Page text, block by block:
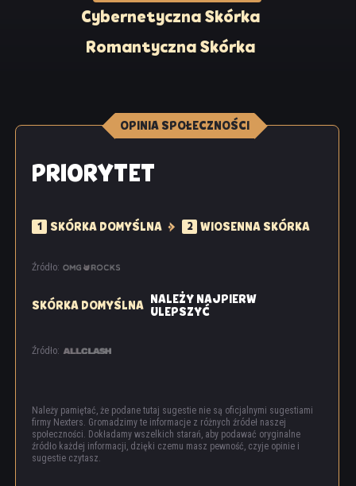
Cybernetyczna Skórka
Romantyczna Skórka
OPINIA SPOŁECZNOŚCI
PRIORYTET
1 SKÓRKA DOMYŚLNA 2 WIOSENNA SKÓRKA
Źródło:
SKÓRKA DOMYŚLNA NALEŻY NAJPIERW
ULEPSZYĆ
Źródło:
Należy pamiętać, że podane tutaj sugestie nie są oficjalnymi sugestiami
firmy Nexters. Gromadzimy te informacje z różnych źródeł naszej
społeczności. Dokładamy wszelkich starań, aby podawać oryginalne
źródło każdej informacji, dzięki czemu masz pewność, czyje opinie i
sugestie czytasz.